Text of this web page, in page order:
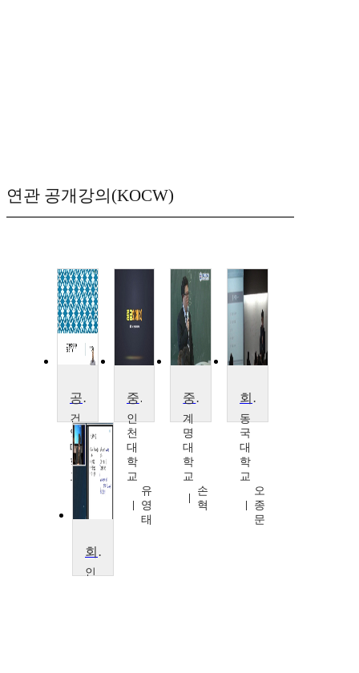
연관 공개강의(KOCW)
공공경제학의 이해
건
양
대
학
교
영
중급회계(2)
인
천
대
학
교
유
영
태
중급회계(2)
계
명
대
학
교
손
혁
회계원리3
동
국
대
학
교
오
종
문
회계원리연습
인